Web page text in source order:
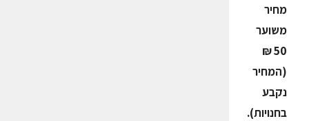
מחיר
משוער
50 ₪
(המחיר
נקבע
בחנויות).